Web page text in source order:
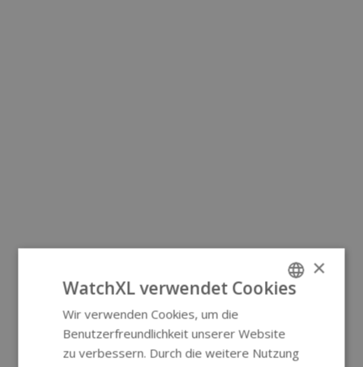
GERMAN
×
WatchXL verwendet Cookies
Wir verwenden Cookies, um die
Benutzerfreundlichkeit unserer Website
zu verbessern. Durch die weitere Nutzung